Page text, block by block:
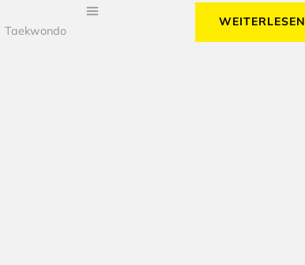
Taekwondo
WEITERLESEN